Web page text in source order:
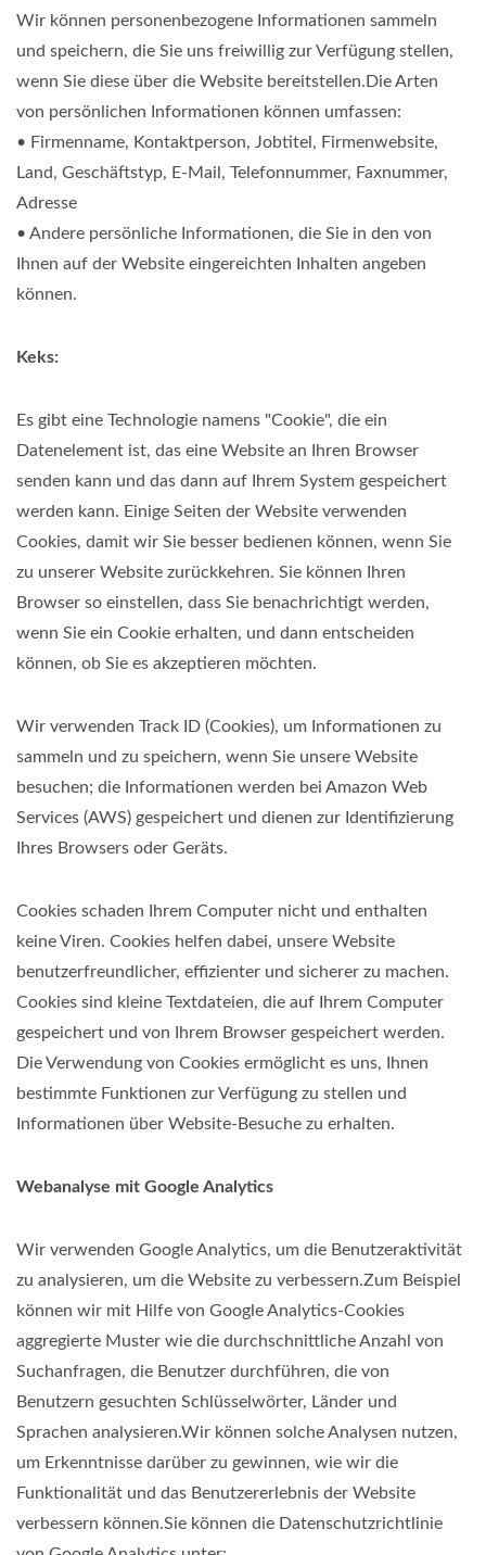
Wir können personenbezogene Informationen sammeln
und speichern, die Sie uns freiwillig zur Verfügung stellen,
wenn Sie diese über die Website bereitstellen.Die Arten
von persönlichen Informationen können umfassen:
• Firmenname, Kontaktperson, Jobtitel, Firmenwebsite,
Land, Geschäftstyp, E-Mail, Telefonnummer, Faxnummer,
Adresse
• Andere persönliche Informationen, die Sie in den von
Ihnen auf der Website eingereichten Inhalten angeben
können.
Keks:
Es gibt eine Technologie namens "Cookie", die ein
Datenelement ist, das eine Website an Ihren Browser
senden kann und das dann auf Ihrem System gespeichert
werden kann. Einige Seiten der Website verwenden
Cookies, damit wir Sie besser bedienen können, wenn Sie
zu unserer Website zurückkehren. Sie können Ihren
Browser so einstellen, dass Sie benachrichtigt werden,
wenn Sie ein Cookie erhalten, und dann entscheiden
können, ob Sie es akzeptieren möchten.
Wir verwenden Track ID (Cookies), um Informationen zu
sammeln und zu speichern, wenn Sie unsere Website
besuchen; die Informationen werden bei Amazon Web
Services (AWS) gespeichert und dienen zur Identifizierung
Ihres Browsers oder Geräts.
Cookies schaden Ihrem Computer nicht und enthalten
keine Viren. Cookies helfen dabei, unsere Website
benutzerfreundlicher, effizienter und sicherer zu machen.
Cookies sind kleine Textdateien, die auf Ihrem Computer
gespeichert und von Ihrem Browser gespeichert werden.
Die Verwendung von Cookies ermöglicht es uns, Ihnen
bestimmte Funktionen zur Verfügung zu stellen und
Informationen über Website-Besuche zu erhalten.
Webanalyse mit Google Analytics
Wir verwenden Google Analytics, um die Benutzeraktivität
zu analysieren, um die Website zu verbessern.Zum Beispiel
können wir mit Hilfe von Google Analytics-Cookies
aggregierte Muster wie die durchschnittliche Anzahl von
Suchanfragen, die Benutzer durchführen, die von
Benutzern gesuchten Schlüsselwörter, Länder und
Sprachen analysieren.Wir können solche Analysen nutzen,
um Erkenntnisse darüber zu gewinnen, wie wir die
Funktionalität und das Benutzererlebnis der Website
verbessern können.Sie können die Datenschutzrichtlinie